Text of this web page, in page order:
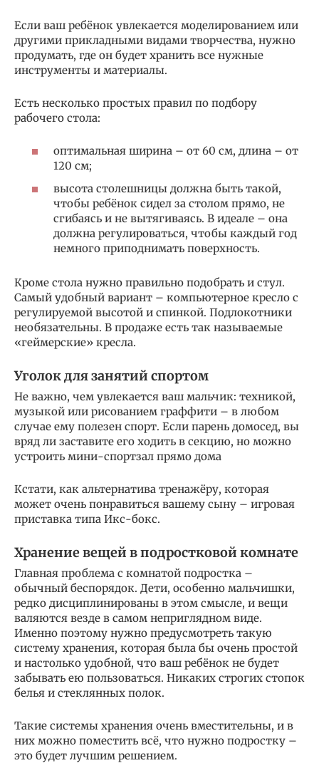
Если ваш ребёнок увлекается моделированием или
другими прикладными видами творчества, нужно
продумать, где он будет хранить все нужные
инструменты и материалы.
Есть несколько простых правил по подбору
рабочего стола:
оптимальная ширина – от 60 см, длина – от
120 см;
высота столешницы должна быть такой,
чтобы ребёнок сидел за столом прямо, не
сгибаясь и не вытягиваясь. В идеале – она
должна регулироваться, чтобы каждый год
немного приподнимать поверхность.
Кроме стола нужно правильно подобрать и стул.
Самый удобный вариант – компьютерное кресло с
регулируемой высотой и спинкой. Подлокотники
необязательны. В продаже есть так называемые
«геймерские» кресла.
Уголок для занятий спортом
Не важно, чем увлекается ваш мальчик: техникой,
музыкой или рисованием граффити – в любом
случае ему полезен спорт. Если парень домосед, вы
вряд ли заставите его ходить в секцию, но можно
устроить мини-спортзал прямо дома
Кстати, как альтернатива тренажёру, которая
может очень понравиться вашему сыну – игровая
приставка типа Икс-бокс.
Хранение вещей в подростковой комнате
Главная проблема с комнатой подростка –
обычный беспорядок. Дети, особенно мальчишки,
редко дисциплинированы в этом смысле, и вещи
валяются везде в самом неприглядном виде.
Именно поэтому нужно предусмотреть такую
систему хранения, которая была бы очень простой
и настолько удобной, что ваш ребёнок не будет
забывать ею пользоваться. Никаких строгих стопок
белья и стеклянных полок.
Такие системы хранения очень вместительны, и в
них можно поместить всё, что нужно подростку –
это будет лучшим решением.